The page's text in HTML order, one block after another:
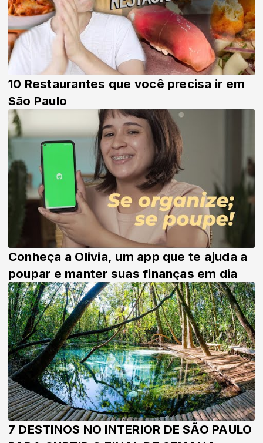
10 Restaurantes que você precisa ir em
São Paulo
Conheça a Olivia, um app que te ajuda a
poupar e manter suas finanças em dia
7 DESTINOS NO INTERIOR DE SÃO PAULO